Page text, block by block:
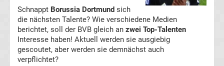
Golf
Leichtathletik
Schnappt Borussia Dortmund sich
die nächsten Talente? Wie verschiedene Medien
berichtet, soll der BVB gleich an zwei Top-Talenten
Interesse haben! Aktuell werden sie ausgiebig
gescoutet, aber werden sie demnächst auch
verpflichtet?